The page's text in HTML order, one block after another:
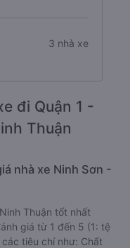
3 nhà xe
đi Quận 1 -
Thuận
nhà xe Ninh Sơn -
Thuận tốt nhất
giá từ 1 đến 5 (1: tệ
tiêu chí như: Chất